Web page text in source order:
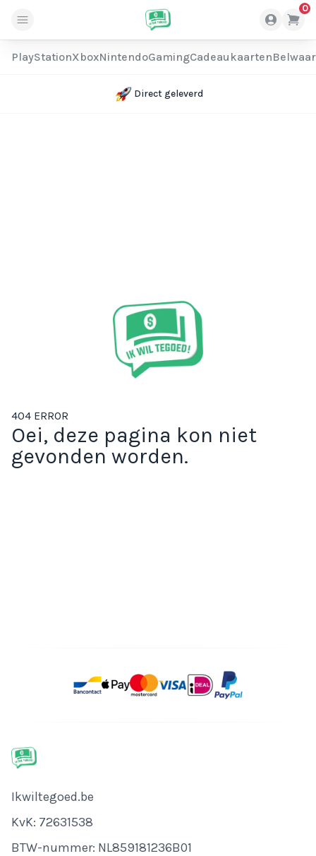
0
PlayStationXboxNintendoGamingCadeaukaarten
Direct geleverd
404 ERROR
Oei, deze pagina kon niet
gevonden worden.
Bedrijfsnaam
Ikwiltegoed.be
KvK-nummer
KvK: 72631538
Btw-nummer
BTW-nummer: NL859181236B01